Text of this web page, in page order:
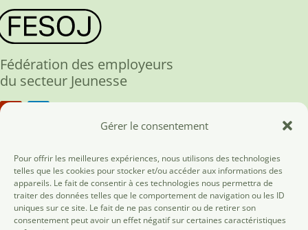
Gérer le consentement
Pour offrir les meilleures expériences, nous utilisons des technologies
telles que les cookies pour stocker et/ou accéder aux informations des
appareils. Le fait de consentir à ces technologies nous permettra de
traiter des données telles que le comportement de navigation ou les ID
uniques sur ce site. Le fait de ne pas consentir ou de retirer son
consentement peut avoir un effet négatif sur certaines caractéristiques
Fédération des employeurs
du secteur Jeunesse
Fesoj ASBL
rue des Tanneurs, 186
1000 Bruxelles
02/537.11.06